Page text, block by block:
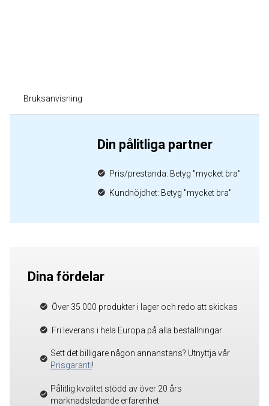
Bruksanvisning
Din pålitliga partner
Pris/prestanda: Betyg "mycket bra"
Kundnöjdhet: Betyg "mycket bra"
Dina fördelar
Över 35 000 produkter i lager och redo att skickas
Fri leverans i hela Europa på alla beställningar
Sett det billigare någon annanstans? Utnyttja vår
Prisgaranti!
Pålitlig kvalitet stödd av över 20 års
marknadsledande erfarenhet